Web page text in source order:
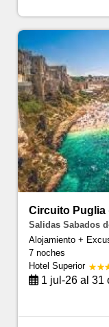
Circuito Puglia
Salidas Sabados
Alojamiento +
7 noches
Hotel Superior
1 jul-26 al 31